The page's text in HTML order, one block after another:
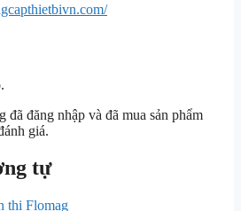
đã đăng nhập và đã mua sản phẩm
giá.
tự